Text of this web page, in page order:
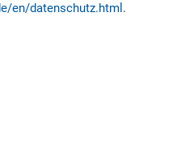
en/datenschutz.html .